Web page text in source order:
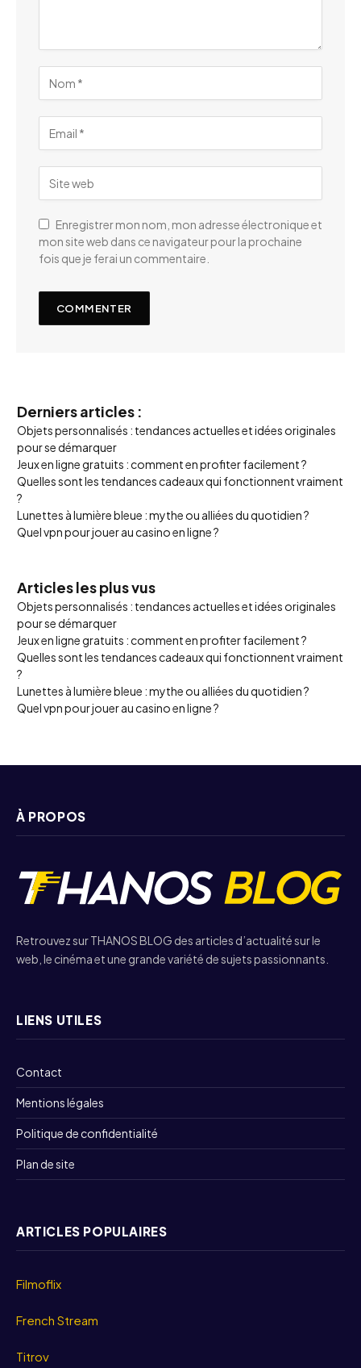
Enregistrer mon nom, mon adresse électronique et
mon site web dans ce navigateur pour la prochaine
fois que je ferai un commentaire.
Derniers articles :
Objets personnalisés : tendances actuelles et idées originales
pour se démarquer
Jeux en ligne gratuits : comment en profiter facilement ?
Quelles sont les tendances cadeaux qui fonctionnent vraiment
?
Lunettes à lumière bleue : mythe ou alliées du quotidien ?
Quel vpn pour jouer au casino en ligne ?
Articles les plus vus
Objets personnalisés : tendances actuelles et idées originales
pour se démarquer
Jeux en ligne gratuits : comment en profiter facilement ?
Quelles sont les tendances cadeaux qui fonctionnent vraiment
?
Lunettes à lumière bleue : mythe ou alliées du quotidien ?
Quel vpn pour jouer au casino en ligne ?
À PROPOS
Retrouvez sur THANOS BLOG des articles d’actualité sur le
web, le cinéma et une grande variété de sujets passionnants.
LIENS UTILES
Contact
Mentions légales
Politique de confidentialité
Plan de site
ARTICLES POPULAIRES
Filmoflix
French Stream
Titrov